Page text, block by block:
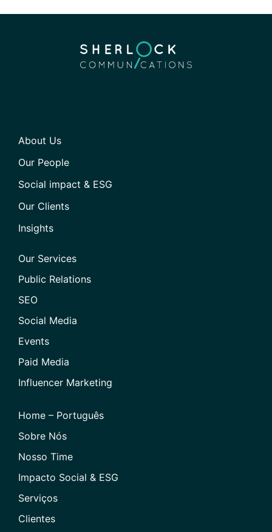
About Us
Our People
Social impact & ESG
Our Clients
Insights
Our Services
Public Relations
SEO
Social Media
Events
Paid Media
Influencer Marketing
Home – Português
Sobre Nós
Nosso Time
Impacto Social & ESG
Serviços
Clientes